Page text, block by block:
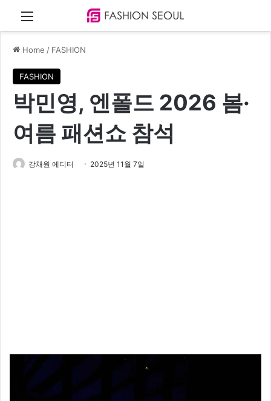
Menu
Home / FASHION
FASHION
박민영, 엔폴드 2026 봄·
여름 패션쇼 참석
강채원 에디터 2025년 11월 7일